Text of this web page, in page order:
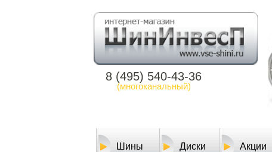
8 (495) 540-43-36
(многоканальный)
Шины Диски Акции